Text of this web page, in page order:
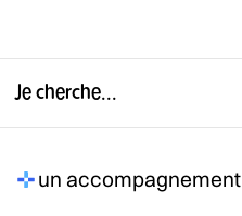
Je cherche...
un accompagnement​